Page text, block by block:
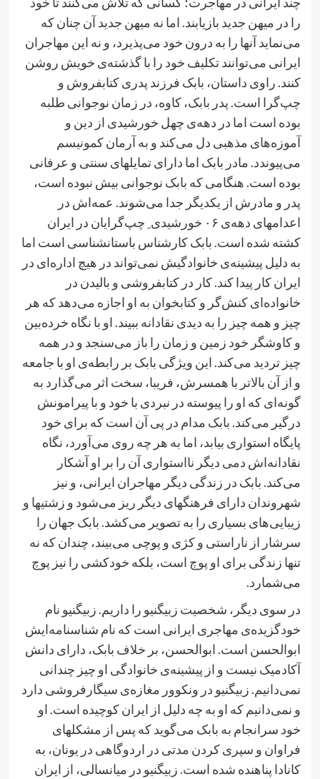
را در میهن جدید بازیابند. اما نه میهن جدید آن چنان که
می‌نماید آنها را به درون خود می‌پذیرد، و نه این مهاجران
ایرانی می‌توانند تکلیف خود را با گذشته‌ی خویش روشن
کنند. راوی داستان، بابک فرزند پدری کتابفروش و
چپ‌گرا است. پدر بابک، کاوه، در زمان نوجوانی طلبه
بوده است اما در دهه‌ی چهل خورشیدی از دین و
آموزه‌های مذهبی دل می‌کند و به آرمان کمونیسم
می‌پیوندد. مادر بابک اما دارای تمایلهای سنتی و عرفانی
بوده است. هنگامی که بابک نوجوانی بیش نبوده است،
پدر و مادرش از یکدیگر جدا می‌شوند. عمه‌اش در
اعدامهای دهه‌ی ۶۰ خورشیدی ِ چپ‌گرایان در ایران
کشته شده است. بابک کارشناس باستانشناسی است اما
به دلیل پیشینه‌ی خانوادگیش نمی‌تواند در هیچ اداره‌ای در
ایران کار پیدا کند. کار در کتابفروشی و بالیدن در
خانواده‌ای کنش‌گر و کتابخوان به او اجازه می‌دهد که هر
چیز و همه چیز را به دیدی نقادانه ببیند. او با نگاه خرده‌بین
و کاوشگر خود زمین و زمان را باز می‌سنجد و در همه
چیز تردید می‌کند. این ویژگی بابک بر رابطه‌ی او با جامعه
و از آن بالاتر با همسرش، فریبا، سخت اثر می‌گذارد به
گونه‌ای که او را پیوسته در نبردی با خود و با پیرامونش
درگیر می‌کند. بابک مدام در پی آن است که برای خود
پایگاه استواری بیابد،‌ اما به هر چه روی می‌آورد، نگاه
نقادانه‌اش دمی دیگر نااستواری آن را بر او آشکار
می‌کند. بابک در زندگی دیگر مهاجران ایرانی، و نیز
شهروندان دارای فرهنگهای دیگر ریز می‌شود و زشتیها و
زیبایی‌های بسیاری را به تصویر می‌کشد. بابک جهان را
سرشار از ناراستی و کژی و پوچی می‌بیند، چندان که نه
تنها زندگی برای او پوچ است، بلکه خودکشی را نیز پوچ
می‌شمارد.
در سوی دیگر، شخصیت زبیگنیو ر ا داریم. زبیگنیو نام
خودگزیده‌ی مهاجری ایرانی است که نام شناسنامه‌ایش
ابوالحسن است. ابوالحسن، بر خلاف بابک، دارای دانش
آکادمیک نیست و از پیشینه‌ی خانوادگی او چیز چندانی
نمی‌دانیم. زبیگنیو در ونکوور مغازه‌ی سیگارفروشی دارد
و نمی‌دانیم که او به چه دلیل از ایران کوچیده است. او
خود سرانجام به بابک می‌گوید که پس از مشکلهای
فراوان و سپری کردن مدتی در اردوگاهی در یونان، به
کانادا پناهنده شده است. زبیگنیو در میانسالی، از ایران